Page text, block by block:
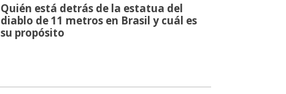
Quién está detrás de la estatua del
diablo de 11 metros en Brasil y cuál es
su propósito